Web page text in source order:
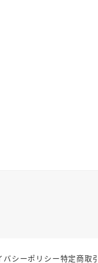
バシーポリシー特定商取